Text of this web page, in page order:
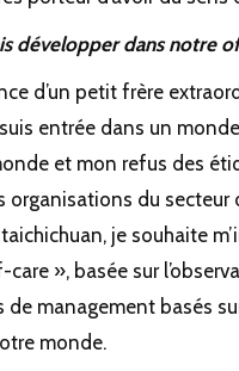
développer dans notre
d’un petit frère
suis entrée dans un
et mon refus des
du secteur
je souhaite
», basée sur
de management basés
monde.